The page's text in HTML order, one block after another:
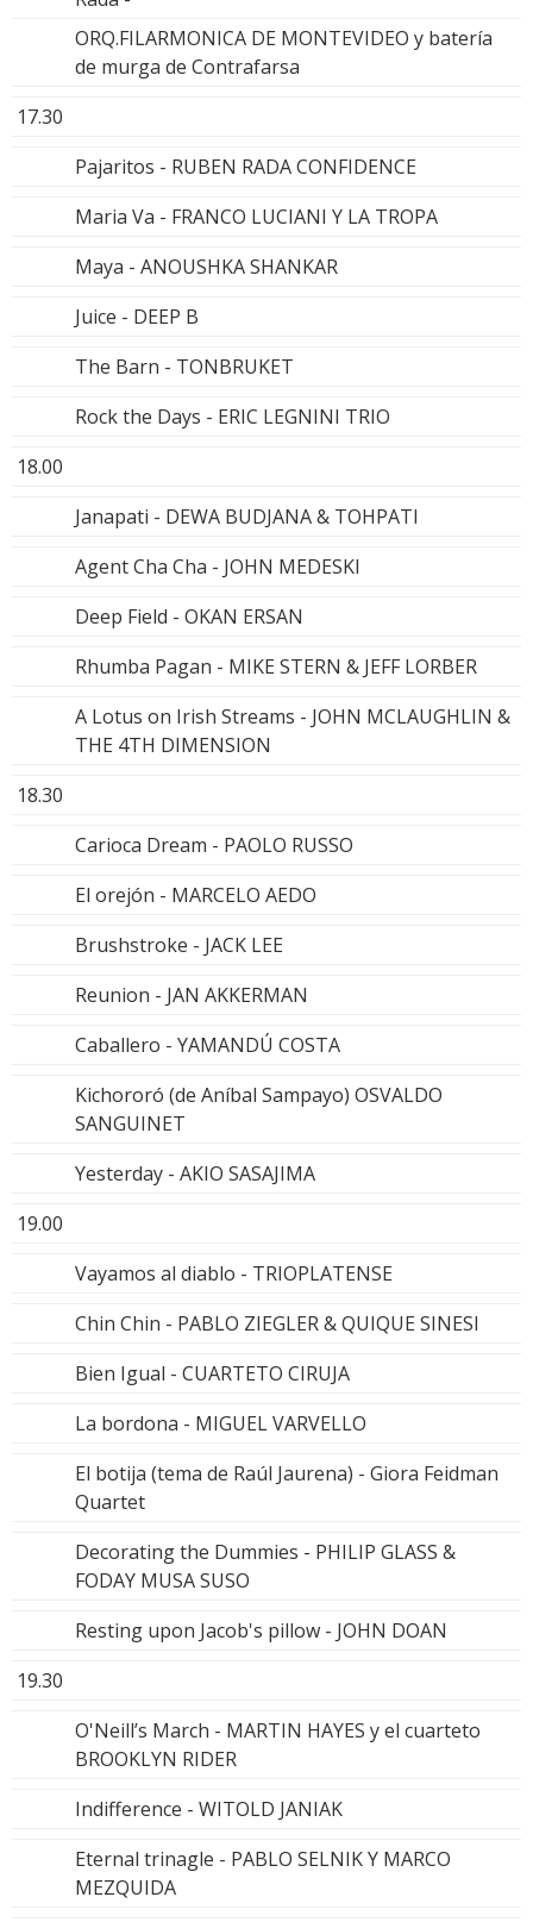
ORQ.FILARMONICA DE MONTEVIDEO y batería
de murga de Contrafarsa
17.30
Pajaritos - RUBEN RADA CONFIDENCE
Maria Va - FRANCO LUCIANI Y LA TROPA
Maya - ANOUSHKA SHANKAR
Juice - DEEP B
The Barn - TONBRUKET
Rock the Days - ERIC LEGNINI TRIO
18.00
Janapati - DEWA BUDJANA & TOHPATI
Agent Cha Cha - JOHN MEDESKI
Deep Field - OKAN ERSAN
Rhumba Pagan - MIKE STERN & JEFF LORBER
A Lotus on Irish Streams - JOHN MCLAUGHLIN &
THE 4TH DIMENSION
18.30
Carioca Dream - PAOLO RUSSO
El orejón - MARCELO AEDO
Brushstroke - JACK LEE
Reunion - JAN AKKERMAN
Caballero - YAMANDÚ COSTA
Kichororó (de Aníbal Sampayo) OSVALDO
SANGUINET
Yesterday - AKIO SASAJIMA
19.00
Vayamos al diablo - TRIOPLATENSE
Chin Chin - PABLO ZIEGLER & QUIQUE SINESI
Bien Igual - CUARTETO CIRUJA
La bordona - MIGUEL VARVELLO
El botija (tema de Raúl Jaurena) - Giora Feidman
Quartet
Decorating the Dummies - PHILIP GLASS &
FODAY MUSA SUSO
Resting upon Jacob's pillow - JOHN DOAN
19.30
O'Neill’s March - MARTIN HAYES y el cuarteto
BROOKLYN RIDER
Indifference - WITOLD JANIAK
Eternal trinagle - PABLO SELNIK Y MARCO
MEZQUIDA